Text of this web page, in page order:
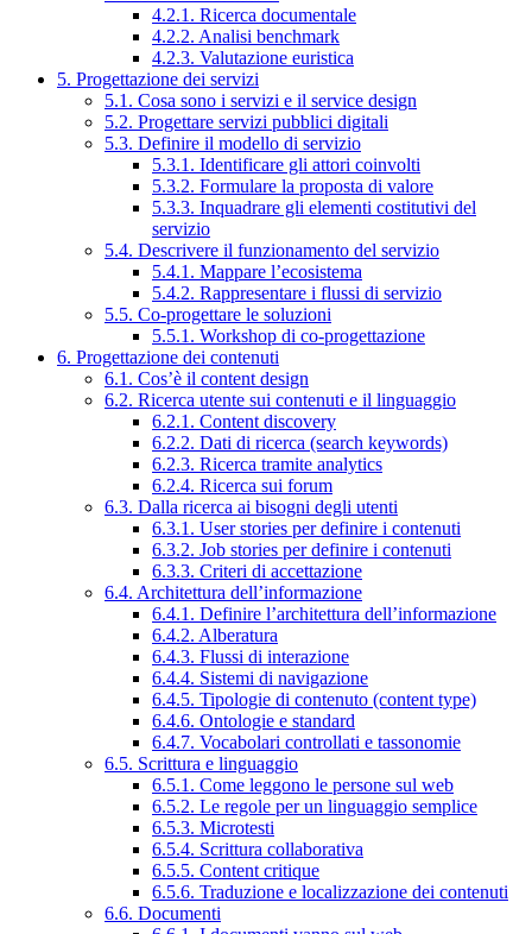
4.2.1. Ricerca documentale
4.2.2. Analisi benchmark
4.2.3. Valutazione euristica
5. Progettazione dei servizi
5.1. Cosa sono i servizi e il service design
5.2. Progettare servizi pubblici digitali
5.3. Definire il modello di servizio
5.3.1. Identificare gli attori coinvolti
5.3.2. Formulare la proposta di valore
5.3.3. Inquadrare gli elementi costitutivi del
servizio
5.4. Descrivere il funzionamento del servizio
5.4.1. Mappare l’ecosistema
5.4.2. Rappresentare i flussi di servizio
5.5. Co-progettare le soluzioni
5.5.1. Workshop di co-progettazione
6. Progettazione dei contenuti
6.1. Cos’è il content design
6.2. Ricerca utente sui contenuti e il linguaggio
6.2.1. Content discovery
6.2.2. Dati di ricerca (search keywords)
6.2.3. Ricerca tramite analytics
6.2.4. Ricerca sui forum
6.3. Dalla ricerca ai bisogni degli utenti
6.3.1. User stories per definire i contenuti
6.3.2. Job stories per definire i contenuti
6.3.3. Criteri di accettazione
6.4. Architettura dell’informazione
6.4.1. Definire l’architettura dell’informazione
6.4.2. Alberatura
6.4.3. Flussi di interazione
6.4.4. Sistemi di navigazione
6.4.5. Tipologie di contenuto (content type)
6.4.6. Ontologie e standard
6.4.7. Vocabolari controllati e tassonomie
6.5. Scrittura e linguaggio
6.5.1. Come leggono le persone sul web
6.5.2. Le regole per un linguaggio semplice
6.5.3. Microtesti
6.5.4. Scrittura collaborativa
6.5.5. Content critique
6.5.6. Traduzione e localizzazione dei contenuti
6.6. Documenti